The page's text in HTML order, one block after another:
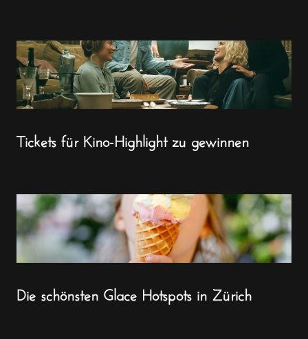
Tickets für Kino-Highlight zu gewinnen
Die schönsten Glace Hotspots in Zürich